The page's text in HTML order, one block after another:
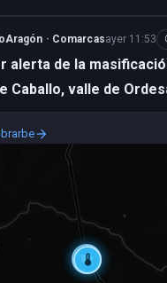
· Comarcasayer 11:53
alerta de la
Caballo, valle de
arrow_forward
videocam
thermostat